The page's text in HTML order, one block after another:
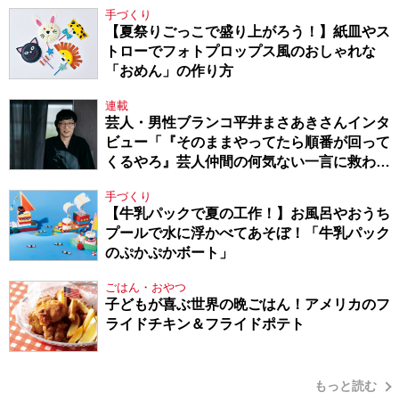
手づくり
【夏祭りごっこで盛り上がろう！】紙皿やス
トローでフォトプロップス風のおしゃれな
「おめん」の作り方
連載
芸人・男性ブランコ平井まさあきさんインタ
ビュー「『そのままやってたら順番が回って
くるやろ』芸人仲間の何気ない一言に救われ
手づくり
【牛乳パックで夏の工作！】お風呂やおうち
プールで水に浮かべてあそぼ！「牛乳パック
のぷかぷかボート」
ごはん・おやつ
子どもが喜ぶ世界の晩ごはん！アメリカのフ
ライドチキン＆フライドポテト
もっと読む